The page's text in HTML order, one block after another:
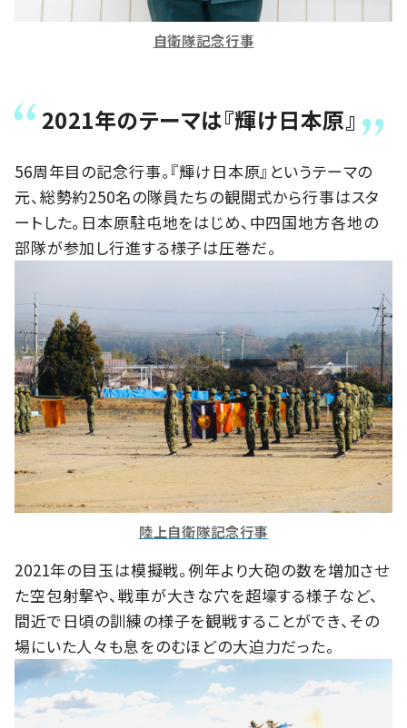
自衛隊記念行事
2021年のテーマは『輝け日本原』
56周年目の記念行事。『輝け日本原』というテーマの
元、総勢約250名の隊員たちの観閲式から行事はスタ
ートした。日本原駐屯地をはじめ、中四国地方各地の
部隊が参加し行進する様子は圧巻だ。
陸上自衛隊記念行事
2021年の目玉は模擬戦。例年より大砲の数を増加させ
た空包射撃や、戦車が大きな穴を超壕する様子など、
間近で日頃の訓練の様子を観戦することができ、その
場にいた人々も息をのむほどの大迫力だった。